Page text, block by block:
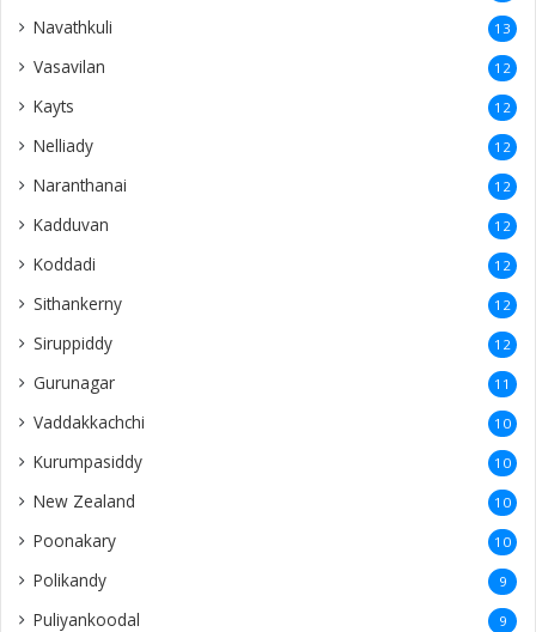
Navathkuli 13
Vasavilan 12
Kayts 12
Nelliady 12
Naranthanai 12
Kadduvan 12
Koddadi 12
Sithankerny 12
Siruppiddy 12
Gurunagar 11
Vaddakkachchi 10
Kurumpasiddy 10
New Zealand 10
Poonakary 10
Polikandy 9
Puliyankoodal 9